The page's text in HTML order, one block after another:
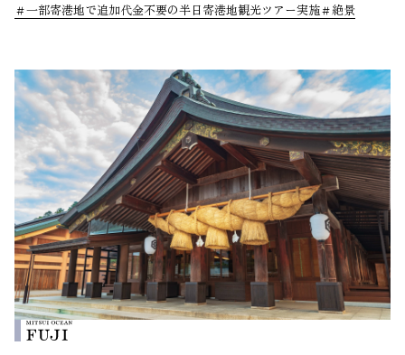
一部寄港地で追加代金不要の半日寄港地観光ツアー実施 絶景